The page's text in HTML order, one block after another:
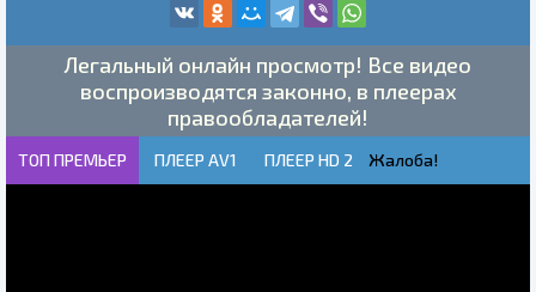
Легальный онлайн просмотр! Все видео
воспроизводятся законно, в плеерах
правообладателей!
ТОП ПРЕМЬЕР ПЛЕЕР AV1 ПЛЕЕР HD 2 Жалоба!